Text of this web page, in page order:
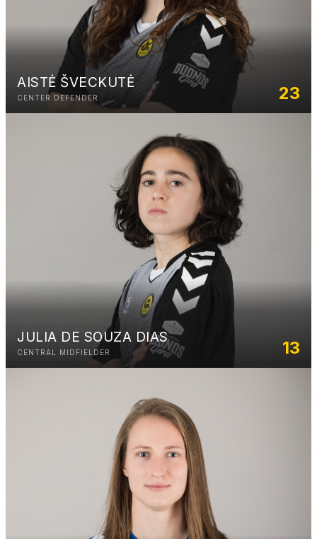
AISTĖ ŠVECKUTĖ
CENTER DEFENDER 23
JULIA DE SOUZA DIAS
CENTRAL MIDFIELDER 13